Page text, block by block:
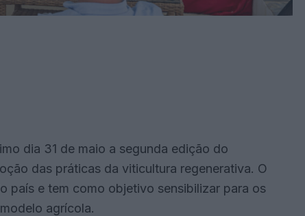
dia 31 de maio a segunda edição do
das práticas da viticultura regenerativa. O
país e tem como objetivo sensibilizar para os
agrícola.